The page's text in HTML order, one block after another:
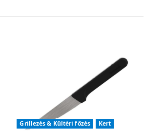
Grillezés & Kültéri főzés
Kert